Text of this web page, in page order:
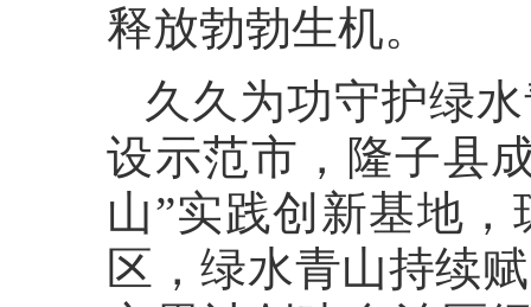
释放勃勃生机。
久久为功守护绿
设示范市，隆子县
山”实践创新基地
区，绿水青山持续